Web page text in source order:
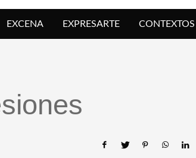
EXCENA EXPRESARTE CONTEXTOS